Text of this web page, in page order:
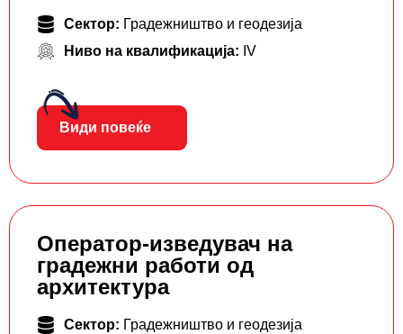
Сектор: Градежништво и геодезија
Ниво на квалификација: IV
Види повеќе
Оператор-изведувач на
градежни работи од
архитектура
Сектор: Градежништво и геодезија